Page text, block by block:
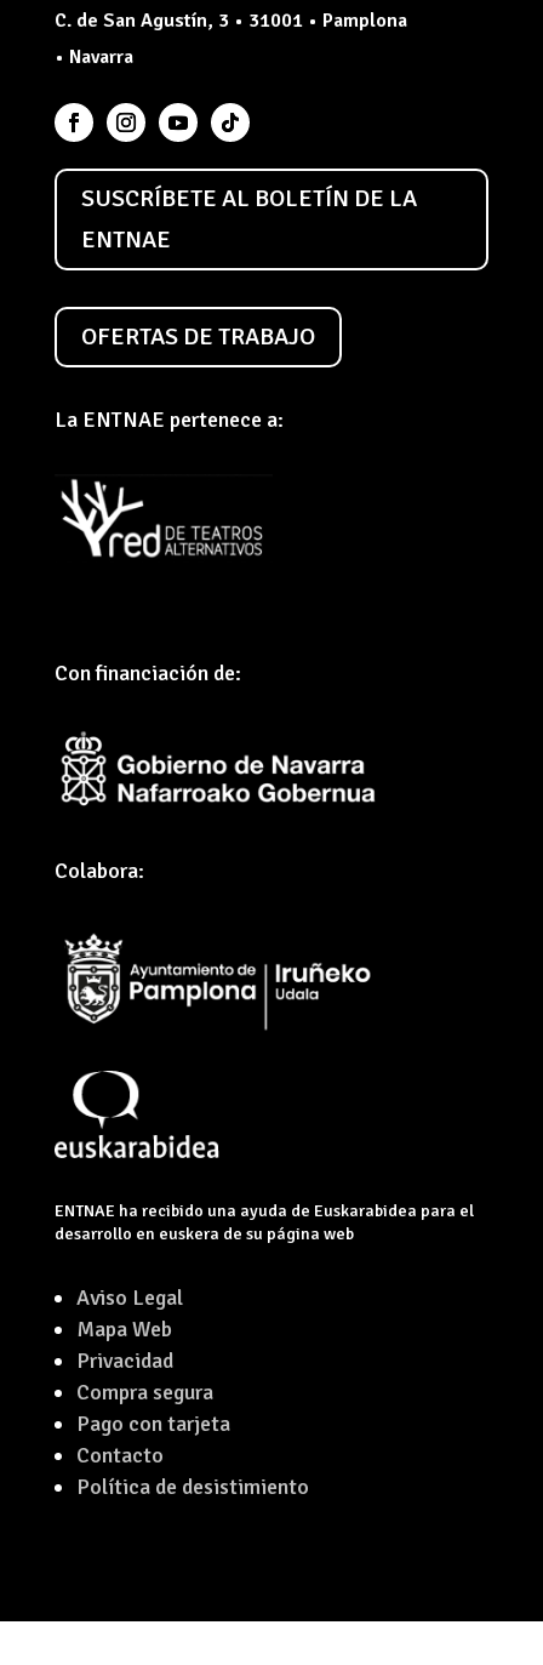
C. de San Agustín, 3 • 31001 • Pamplona
• Navarra
SUSCRÍBETE AL BOLETÍN DE LA
ENTNAE
OFERTAS DE TRABAJO
La ENTNAE pertenece a:
Con financiación de:
Colabora:
ENTNAE ha recibido una ayuda de Euskarabidea para el
desarrollo en euskera de su página web
Aviso Legal
Mapa Web
Privacidad
Compra segura
Pago con tarjeta
Contacto
Política de desistimiento